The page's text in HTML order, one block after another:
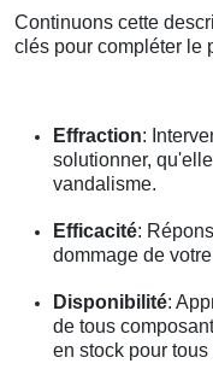
Continuons cette
clés pour compléter le
Effraction:
solutionner,
vandalisme.
Efficacité:
dommage de
Disponibilité:
de tous
en stock pour